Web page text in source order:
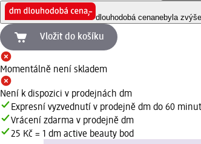
dlouhodobá cenanebyla
Vložit do košíku
Momentálně není skladem
Není k dispozici v prodejnách dm
Expresní vyzvednutí v prodejně dm do 60 minut
Vrácení zdarma v prodejně dm
25 Kč = 1 dm active beauty bod